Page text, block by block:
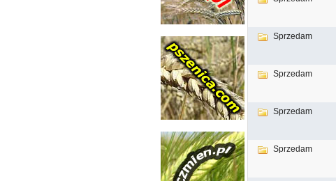
Sprzedam
Sprzedam
Sprzedam
Sprzedam